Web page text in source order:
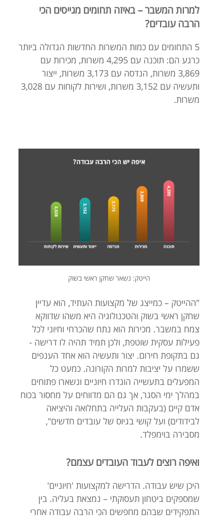
למרות המשבר – באיזה תחומים מגייסים הכי
הרבה עובדים?
5 התחומים עם כמות המשרות החדשות הגדולה ביותר
כרגע הם: תוכנה עם 4,295 משרות, מכירות עם
3,869 משרות, הנדסה עם 3,173 משרות, ייצור
ותעשיה עם 3,152 משרות, ושירות לקוחות עם 3,028
משרות.
הייטק: נשאר שחקן ראשי בשוק
"ההייטק – כמייצג של מקצועות העתיד, הוא עדיין
שחקן ראשי בשוק והטכנולוגיה היא משהו שדווקא
צמח במשבר. מכירות הוא נתח שהכרחי וחיוני לכל
פעילות עסקית שוטפת, ולכן תמיד תהיה לו דרישה -
גם בתקופת חירום. יצור ותעשיה הוא אחד הענפים
ששמרו על יציבות למרות הקורונה. כמעט כל
המפעלים בתעשייה הוגדרו חיוניים ונשארו פתוחים
במהלך ימי הסגר, אך גם הם מדווחים על מחסור בכוח
אדם קיים (בעקבות העלייה בתחלואה והיציאה
לבידודים) ועל קושי בגיוס של עובדים חדשים",
מסבירה בוימפלד.
ואיפה רוצים לעבוד העובדים עצמם?
היכן שיש עבודה. הדרישה למקצועות 'חיוניים'
שמספקים ביטחון תעסוקתי – נמצאת בעליה. בין
התפקידים שבהם מחפשים הכי הרבה עבודה אחרי